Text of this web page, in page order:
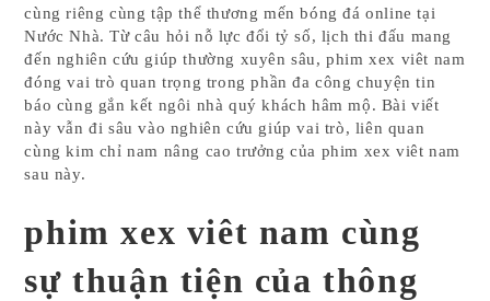
cùng riêng cùng tập thể thương mến bóng đá online tại
Nước Nhà. Từ câu hỏi nỗ lực đổi tỷ số, lịch thi đấu mang
đến nghiên cứu giúp thường xuyên sâu, phim xex viêt nam
đóng vai trò quan trọng trong phần đa công chuyện tin
báo cùng gắn kết ngôi nhà quý khách hâm mộ. Bài viết
này vẫn đi sâu vào nghiên cứu giúp vai trò, liên quan
cùng kim chỉ nam nâng cao trưởng của phim xex viêt nam
sau này.
phim xex viêt nam cùng
sự thuận tiện của thông